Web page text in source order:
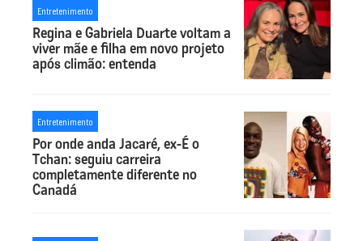
Entretenimento
Regina e Gabriela Duarte voltam a
viver mãe e filha em novo projeto
após climão: entenda
Entretenimento
Por onde anda Jacaré, ex-É o
Tchan: seguiu carreira
completamente diferente no
Canadá